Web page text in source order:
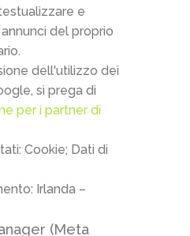
e
del proprio
dell'utilizzo dei
si prega di
per i partner di
Cookie; Dati di
Irlanda –
(Meta